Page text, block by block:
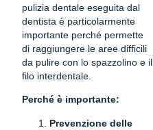
pulizia dentale eseguita dal
dentista è particolarmente
importante perché permette
di raggiungere le aree difficili
da pulire con lo spazzolino e il
filo interdentale.
Perché è importante:
Prevenzione delle